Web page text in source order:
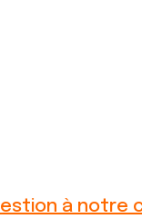
à notre